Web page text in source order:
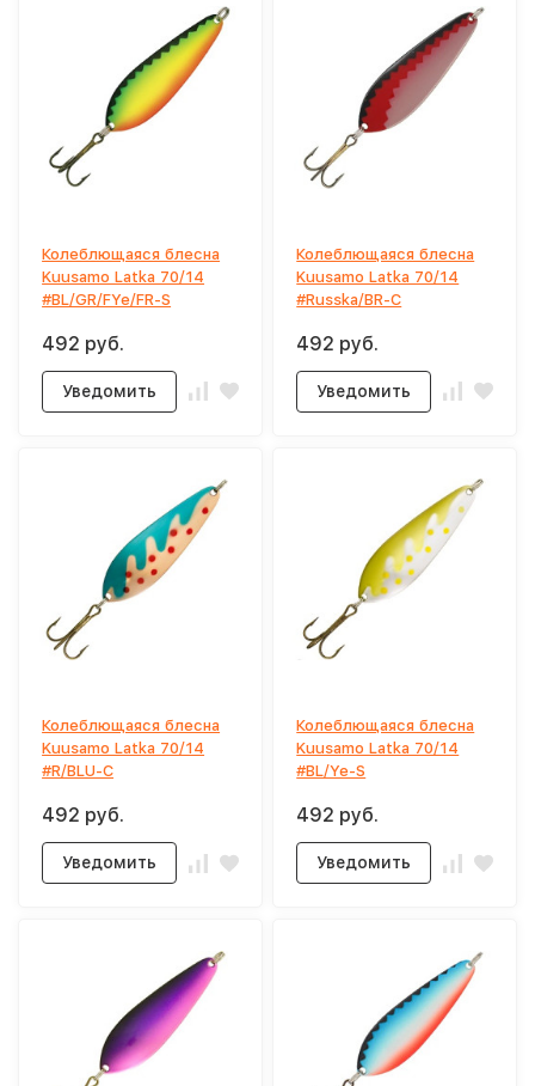
Колеблющаяся блесна
Kuusamo Latka 70/14
#BL/GR/FYe/FR-S
492 руб.
Уведомить
Колеблющаяся блесна
Kuusamo Latka 70/14
#Russka/BR-C
492 руб.
Уведомить
Колеблющаяся блесна
Kuusamo Latka 70/14
#R/BLU-C
492 руб.
Уведомить
Колеблющаяся блесна
Kuusamo Latka 70/14
#BL/Ye-S
492 руб.
Уведомить